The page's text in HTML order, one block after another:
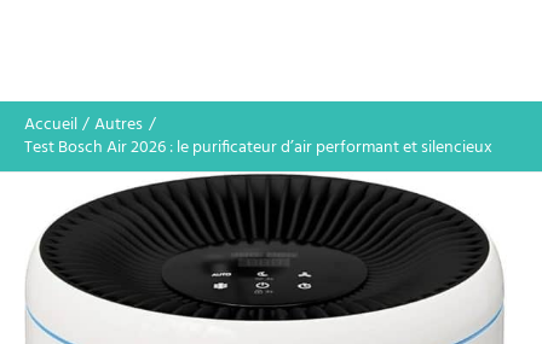
Accueil
Autres
Test Bosch Air 2026 : le purificateur d’air performant et silencieux